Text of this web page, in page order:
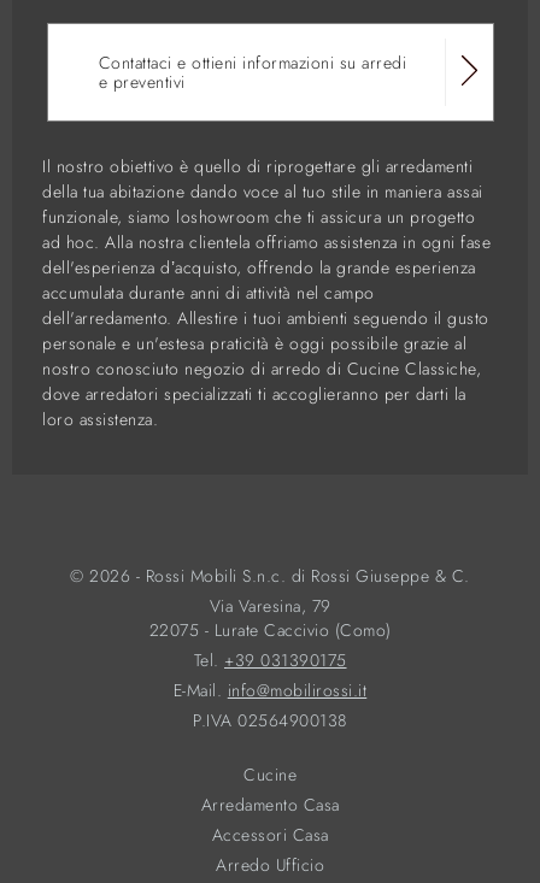
Contattaci e ottieni informazioni su arredi
e preventivi
Il nostro obiettivo è quello di riprogettare gli arredamenti
della tua abitazione dando voce al tuo stile in maniera assai
funzionale, siamo loshowroom che ti assicura un progetto
ad hoc. Alla nostra clientela offriamo assistenza in ogni fase
dell'esperienza d’acquisto, offrendo la grande esperienza
accumulata durante anni di attività nel campo
dell'arredamento. Allestire i tuoi ambienti seguendo il gusto
personale e un'estesa praticità è oggi possibile grazie al
nostro conosciuto negozio di arredo di Cucine Classiche,
dove arredatori specializzati ti accoglieranno per darti la
loro assistenza.
© 2026 - Rossi Mobili S.n.c. di Rossi Giuseppe & C.
Via Varesina, 79
22075 - Lurate Caccivio (Como)
Tel. +39 031390175
E-Mail. info@mobilirossi.it
P.IVA 02564900138
Cucine
Arredamento Casa
Accessori Casa
Arredo Ufficio